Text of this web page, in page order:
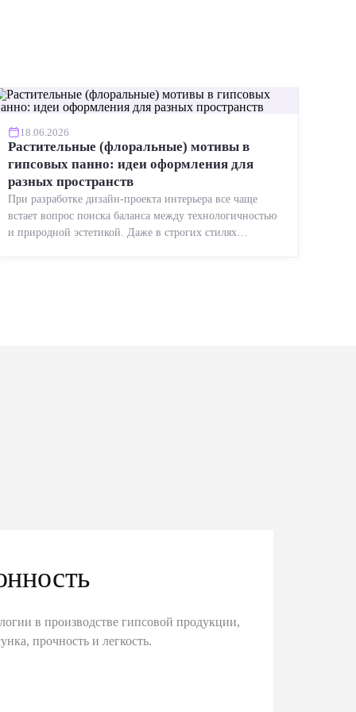
18.06.2026
Растительные (флоральные) мотивы в
гипсовых панно: идеи оформления для
разных пространств
При разработке дизайн-проекта интерьера все чаще
встает вопрос поиска баланса между технологичностью
и природной эстетикой. Даже в строгих стилях
в производстве гипсовой продукции,
прочность и легкость.